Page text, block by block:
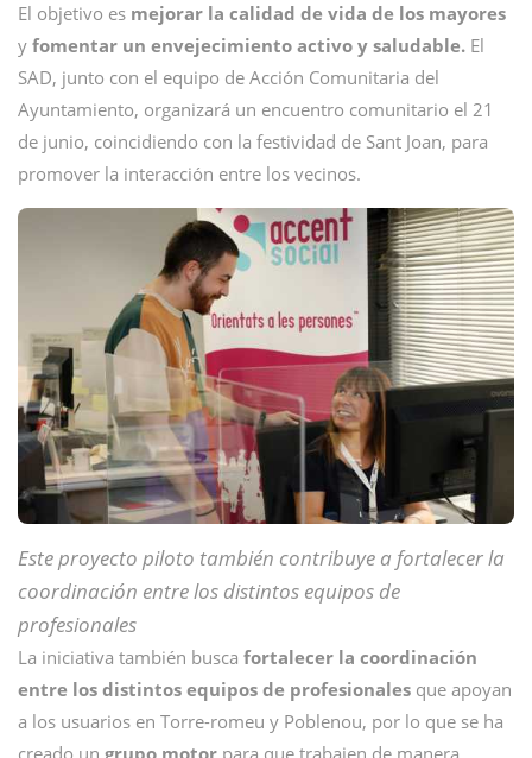
El objetivo es mejorar la calidad de vida de los mayores
y fomentar un envejecimiento activo y saludable. El
SAD, junto con el equipo de Acción Comunitaria del
Ayuntamiento, organizará un encuentro comunitario el 21
de junio, coincidiendo con la festividad de Sant Joan, para
promover la interacción entre los vecinos.
Este proyecto piloto también contribuye a fortalecer la
coordinación entre los distintos equipos de
profesionales
La iniciativa también busca fortalecer la coordinación
entre los distintos equipos de profesionales que apoyan
a los usuarios en Torre-romeu y Poblenou, por lo que se ha
creado un grupo motor para que trabajen de manera